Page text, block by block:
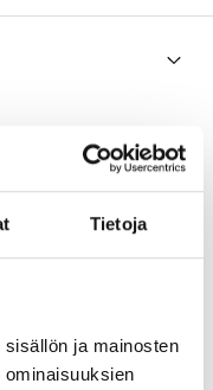
Tietoja
ja mainosten